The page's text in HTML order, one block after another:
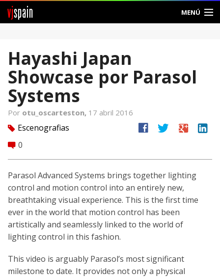
vjspain MENÚ
Foros
Noticias
Vjspain
Ayuda
Entrar
Crear Cuenta
Hayashi Japan
Showcase por Parasol
Systems
Por otu_oscarteston, 17 abril 2016
tag Escenografias
comment 0
facebook twitter google linkedin
Parasol Advanced Systems brings together lighting
control and motion control into an entirely new,
breathtaking visual experience. This is the first time
ever in the world that motion control has been
artistically and seamlessly linked to the world of
lighting control in this fashion.
This video is arguably Parasol’s most significant
milestone to date. It provides not only a physical